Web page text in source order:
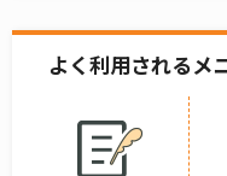
よく利用されるメ